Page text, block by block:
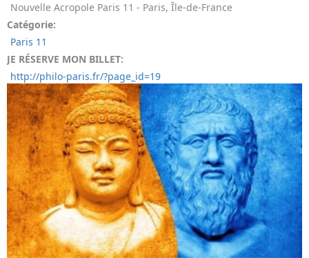
Nouvelle Acropole Paris 11 - Paris, Île-de-France
Catégorie:
Paris 11
JE RÉSERVE MON BILLET:
http://philo-paris.fr/?page_id=19